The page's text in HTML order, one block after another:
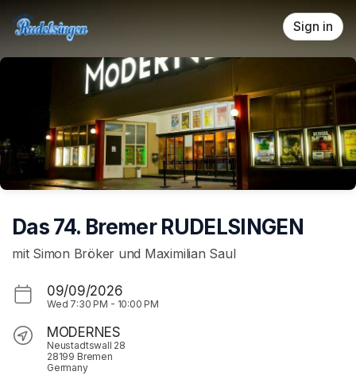
Skip header
Sign in
Das 74. Bremer RUDELSINGEN
mit Simon Bröker und Maximilian Saul
09/09/2026
Wed 7:30 PM - 10:00 PM
MODERNES
Neustadtswall 28
28199 Bremen
Germany